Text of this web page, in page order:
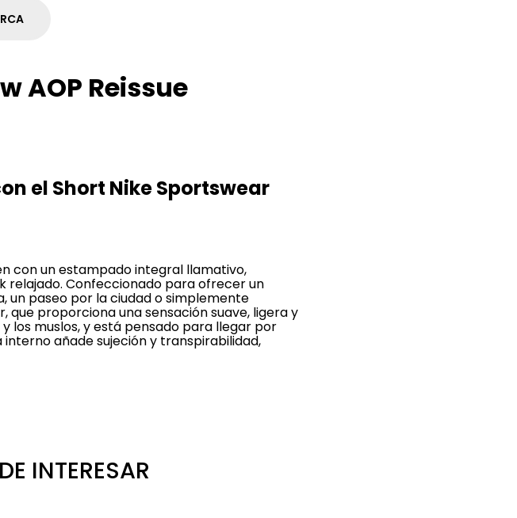
AOP Reissue
el Short Nike Sportswear
con un estampado integral llamativo,
relajado. Confeccionado para ofrecer un
un paseo por la ciudad o simplemente
que proporciona una sensación suave, ligera y
los muslos, y está pensado para llegar por
añade sujeción y transpirabilidad,
INTERESAR